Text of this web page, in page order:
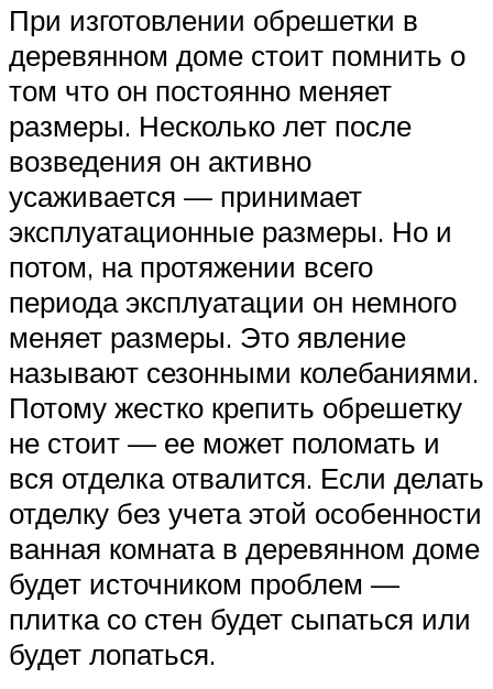
При изготовлении обрешетки в
деревянном доме стоит помнить о
том что он постоянно меняет
размеры. Несколько лет после
возведения он активно
усаживается — принимает
эксплуатационные размеры. Но и
потом, на протяжении всего
периода эксплуатации он немного
меняет размеры. Это явление
называют сезонными колебаниями.
Потому жестко крепить обрешетку
не стоит — ее может поломать и
вся отделка отвалится. Если делать
отделку без учета этой особенности
ванная комната в деревянном доме
будет источником проблем —
плитка со стен будет сыпаться или
будет лопаться.